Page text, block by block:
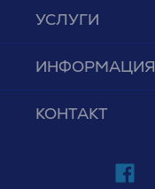
УСЛУГИ
ИНФОРМАЦИЯ
КОНТАКТ